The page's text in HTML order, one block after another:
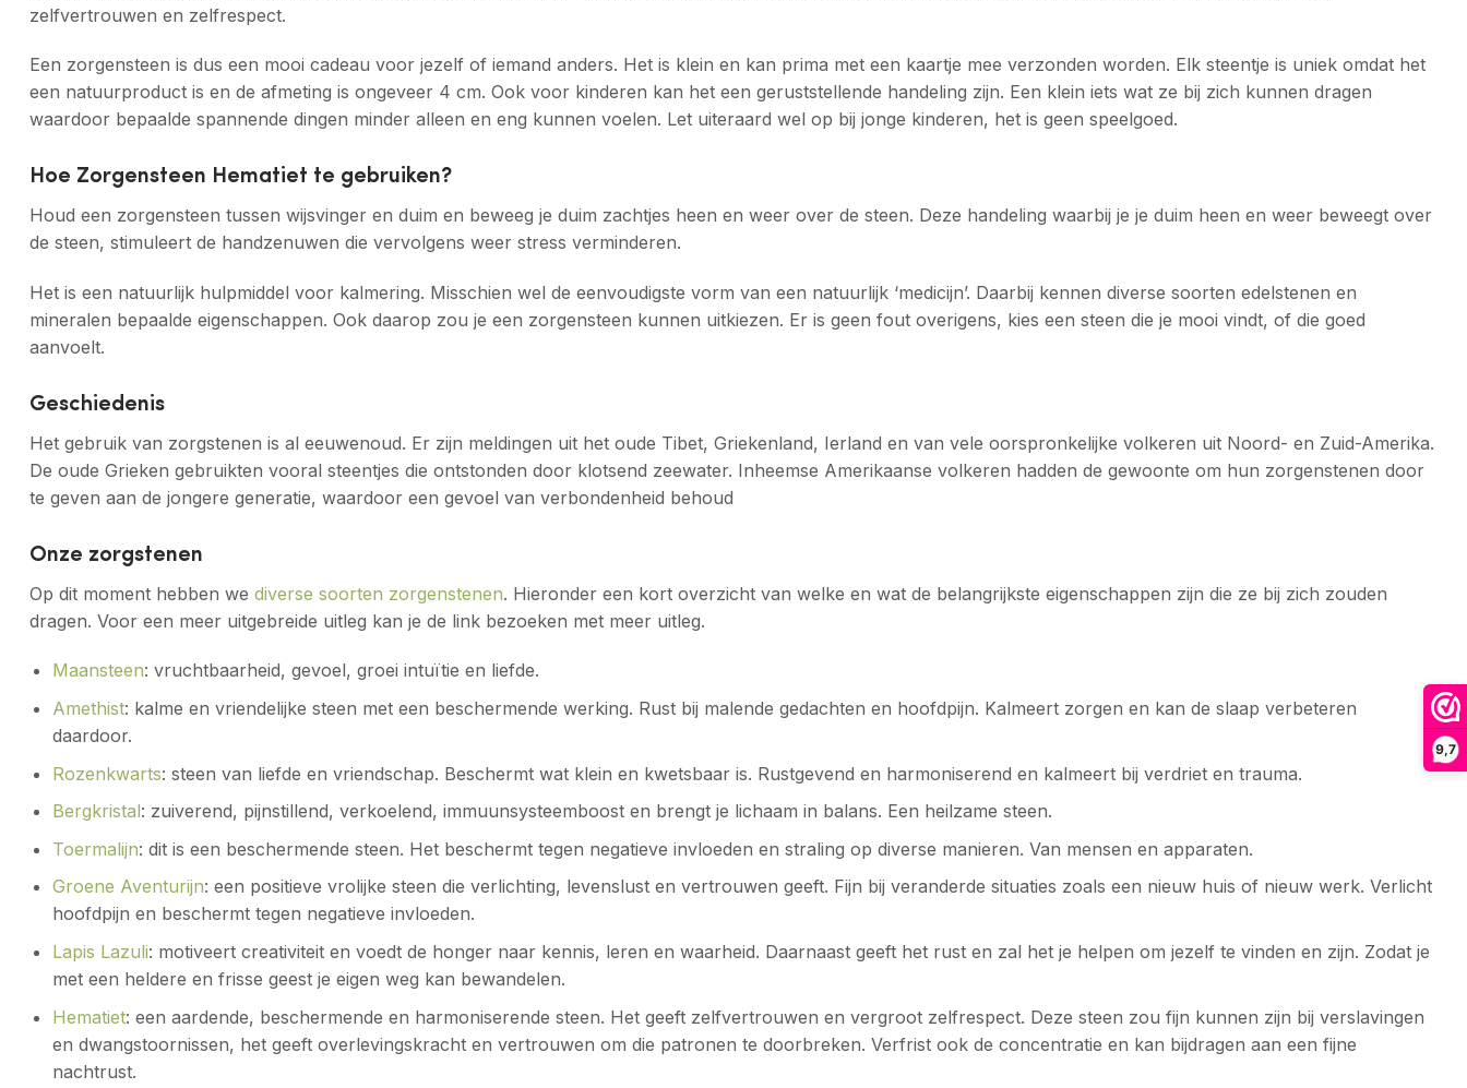
9,7
zelfvertrouwen en zelfrespect.
Een zorgensteen is dus een mooi cadeau voor jezelf of iemand anders. Het is klein en kan prima met een kaartje mee verzonden worden. Elk steentje is uniek omdat het
een natuurproduct is en de afmeting is ongeveer 4 cm. Ook voor kinderen kan het een geruststellende handeling zijn. Een klein iets wat ze bij zich kunnen dragen
waardoor bepaalde spannende dingen minder alleen en eng kunnen voelen. Let uiteraard wel op bij jonge kinderen, het is geen speelgoed.
Hoe Zorgensteen Hematiet te gebruiken?
Houd een zorgensteen tussen wijsvinger en duim en beweeg je duim zachtjes heen en weer over de steen. Deze handeling waarbij je je duim heen en weer beweegt over
de steen, stimuleert de handzenuwen die vervolgens weer stress verminderen.
Het is een natuurlijk hulpmiddel voor kalmering. Misschien wel de eenvoudigste vorm van een natuurlijk ‘medicijn’. Daarbij kennen diverse soorten edelstenen en
mineralen bepaalde eigenschappen. Ook daarop zou je een zorgensteen kunnen uitkiezen. Er is geen fout overigens, kies een steen die je mooi vindt, of die goed
aanvoelt.
Geschiedenis
Het gebruik van zorgstenen is al eeuwenoud. Er zijn meldingen uit het oude Tibet, Griekenland, Ierland en van vele oorspronkelijke volkeren uit Noord- en Zuid-Amerika.
De oude Grieken gebruikten vooral steentjes die ontstonden door klotsend zeewater. Inheemse Amerikaanse volkeren hadden de gewoonte om hun zorgenstenen door
te geven aan de jongere generatie, waardoor een gevoel van verbondenheid behoud
Onze zorgstenen
Op dit moment hebben we diverse soorten zorgenstenen. Hieronder een kort overzicht van welke en wat de belangrijkste eigenschappen zijn die ze bij zich zouden
dragen. Voor een meer uitgebreide uitleg kan je de link bezoeken met meer uitleg.
Maansteen: vruchtbaarheid, gevoel, groei intuïtie en liefde.
Amethist: kalme en vriendelijke steen met een beschermende werking. Rust bij malende gedachten en hoofdpijn. Kalmeert zorgen en kan de slaap verbeteren
daardoor.
Rozenkwarts: steen van liefde en vriendschap. Beschermt wat klein en kwetsbaar is. Rustgevend en harmoniserend en kalmeert bij verdriet en trauma.
Bergkristal: zuiverend, pijnstillend, verkoelend, immuunsysteemboost en brengt je lichaam in balans. Een heilzame steen.
Toermalijn: dit is een beschermende steen. Het beschermt tegen negatieve invloeden en straling op diverse manieren. Van mensen en apparaten.
Groene Aventurijn: een positieve vrolijke steen die verlichting, levenslust en vertrouwen geeft. Fijn bij veranderde situaties zoals een nieuw huis of nieuw werk. Verlicht
hoofdpijn en beschermt tegen negatieve invloeden.
Lapis Lazuli: motiveert creativiteit en voedt de honger naar kennis, leren en waarheid. Daarnaast geeft het rust en zal het je helpen om jezelf te vinden en zijn. Zodat je
met een heldere en frisse geest je eigen weg kan bewandelen.
Hematiet: een aardende, beschermende en harmoniserende steen. Het geeft zelfvertrouwen en vergroot zelfrespect. Deze steen zou fijn kunnen zijn bij verslavingen
en dwangstoornissen, het geeft overlevingskracht en vertrouwen om die patronen te doorbreken. Verfrist ook de concentratie en kan bijdragen aan een fijne
nachtrust.